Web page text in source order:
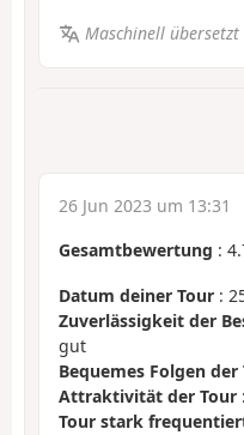
Maschinell übersetzt
26 Jun 2023 um 13:31
Gesamtbewertung :
Datum deiner Tour :
Zuverlässigkeit der
gut
Bequemes Folgen der
Attraktivität der Tour
Tour stark